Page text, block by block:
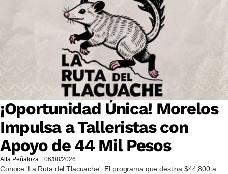
¡Oportunidad Única! Morelos
Impulsa a Talleristas con
Apoyo de 44 Mil Pesos
Alfa Peñaloza 06/08/2026
Conoce 'La Ruta del Tlacuache': El programa que destina $44,800 a